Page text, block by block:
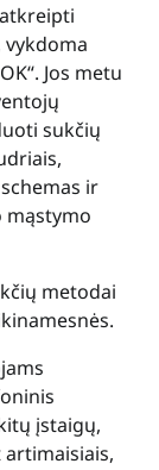
Jos metu
sukčių
ir
metodai
įstaigų,